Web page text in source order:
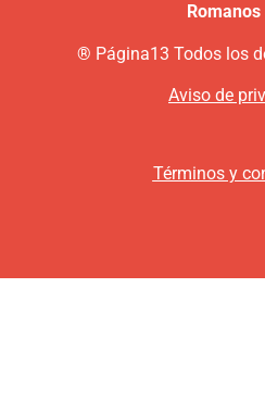
Romanos
® Página13 Todos los
Aviso de
Términos y